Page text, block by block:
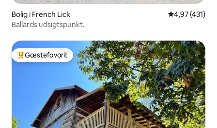
Bolig i French Lick 4,97 ud af 5 i
4,97 (431)
Ballards udsigtspunkt.
Bedste gæstefavorit
Gæstefavorit